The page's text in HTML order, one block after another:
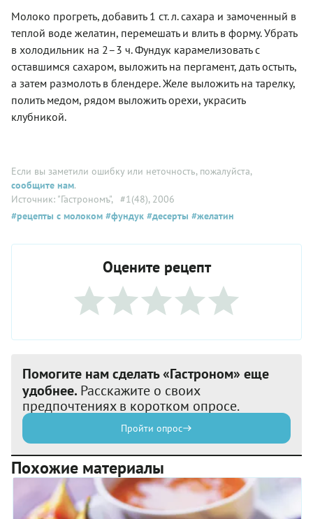
Молоко прогреть, добавить 1 ст. л. сахара и замоченный в
теплой воде желатин, перемешать и влить в форму. Убрать
в холодильник на 2–3 ч. Фундук карамелизовать с
оставшимся сахаром, выложить на пергамент, дать остыть,
а затем размолоть в блендере. Желе выложить на тарелку,
полить медом, рядом выложить орехи, украсить
клубникой.
Если вы заметили ошибку или неточность, пожалуйста,
сообщите нам.
Источник: "Гастрономъ", #1(48), 2006
#рецепты с молоком #фундук #десерты #желатин
Оцените рецепт
Помогите нам сделать «Гастроном» еще
удобнее. Расскажите о своих
предпочтениях в коротком опросе.
Пройти опрос
Похожие материалы